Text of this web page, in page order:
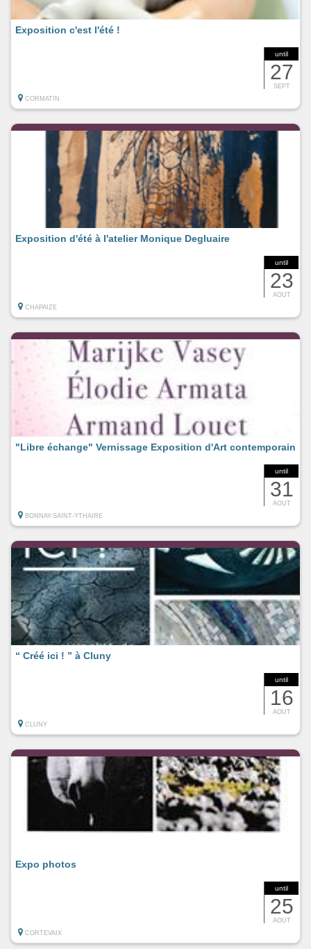
until
27
SEPT
Exposition c'est l'été !
CORMATIN
until
23
AOUT
Exposition d'été à l'atelier Monique Degluaire
CHAPAIZE
until
31
AOUT
"Libre échange" Vernissage Exposition d'Art contemporain
BONNAY-SAINT-YTHAIRE
until
16
AOUT
“ Créé ici ! ” à Cluny
CLUNY
until
25
AOUT
Expo photos
CORTEVAIX